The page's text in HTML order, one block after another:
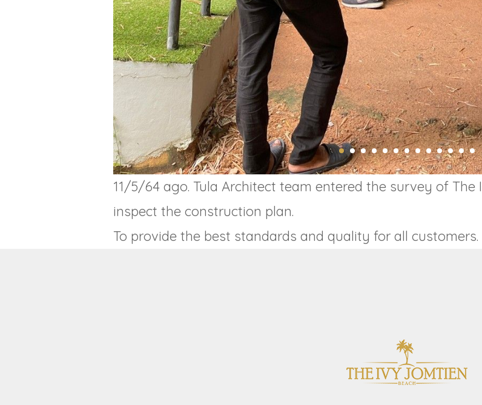
11/5/64 ago. Tula Architect team entered the survey of
inspect the construction plan.
To provide the best standards and quality for all customers.